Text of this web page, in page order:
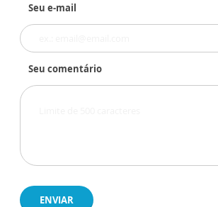
Seu e-mail
Seu comentário
ENVIAR